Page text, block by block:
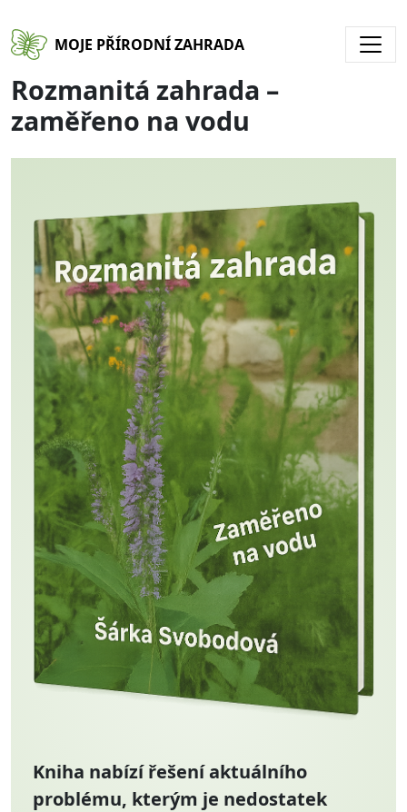
MOJE PŘÍRODNÍ ZAHRADA
Rozmanitá zahrada –
zaměřeno na vodu
Kniha nabízí řešení aktuálního
problému, kterým je nedostatek